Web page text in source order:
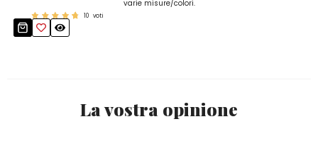
varie misure/colori.
10 voti
La vostra opinione